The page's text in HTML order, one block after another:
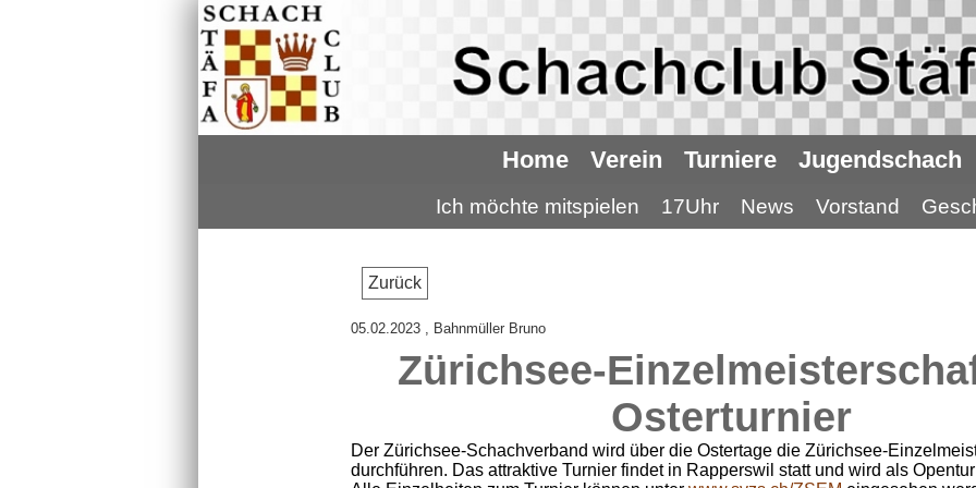
Home Verein Turniere Jugendschach
Ich möchte mitspielen 17Uhr News Vorstand
Zurück
05.02.2023, Bahnmüller Bruno
Zürichsee-
Osterturnier
Der Zürichsee-Schachverband wird über die Ostertage die Zürichsee-
durchführen. Das attraktive Turnier findet in Rapperswil statt und wird als